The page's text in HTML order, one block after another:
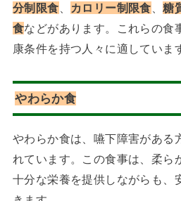
分制限食
カロリー制限食 、糖
食などがあります。これらの食
康条件を持つ人々に適していま
やわらか食
やわらか食は、嚥下障害がある
れています。この食事は、柔ら
十分な栄養を提供しながらも、